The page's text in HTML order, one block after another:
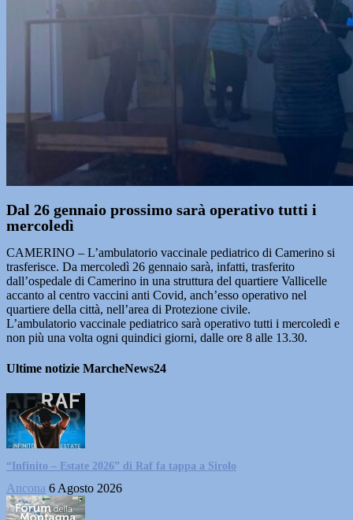
Dal 26 gennaio prossimo sarà operativo tutti i
mercoledì
CAMERINO – L’ambulatorio vaccinale pediatrico di Camerino si
trasferisce. Da mercoledì 26 gennaio sarà, infatti, trasferito
dall’ospedale di Camerino in una struttura del quartiere Vallicelle
accanto al centro vaccini anti Covid, anch’esso operativo nel
quartiere della città, nell’area di Protezione civile.
L’ambulatorio vaccinale pediatrico sarà operativo tutti i mercoledì e
non più una volta ogni quindici giorni, dalle ore 8 alle 13.30.
Ultime notizie MarcheNews24
“Infinito – Estate 2026” di Raf fa tappa a Sirolo
Ancona 6 Agosto 2026